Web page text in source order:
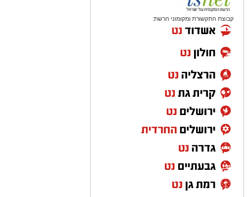
קבוצת התקשורת ומקומוני הרשת: